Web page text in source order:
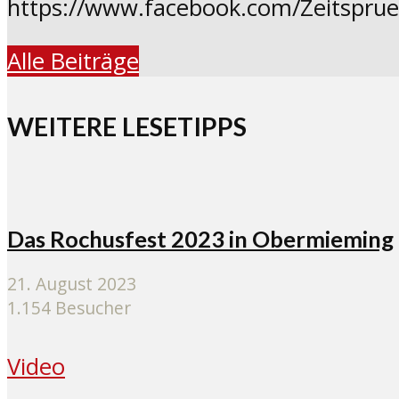
https://www.facebook.com/
Alle Beiträge
WEITERE LESETIPPS
Das Rochusfest 2023 in Obermieming
21. August 2023
1.154 Besucher
Video